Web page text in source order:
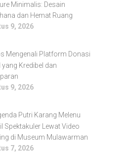
Minimalis: Desain
dan Hemat Ruang
9, 2026
Mengenali Platform Donasi
yang Kredibel dan
9, 2026
Putri Karang Melenu
Spektakuler Lewat Video
di Museum Mulawarman
7, 2026